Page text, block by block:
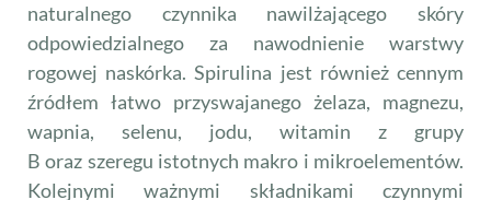
naturalnego czynnika nawilżającego skóry
odpowiedzialnego za nawodnienie warstwy
rogowej naskórka. Spirulina jest również cennym
źródłem łatwo przyswajanego żelaza, magnezu,
wapnia, selenu, jodu, witamin z grupy
B oraz szeregu istotnych makro i mikroelementów.
Kolejnymi ważnymi składnikami czynnymi